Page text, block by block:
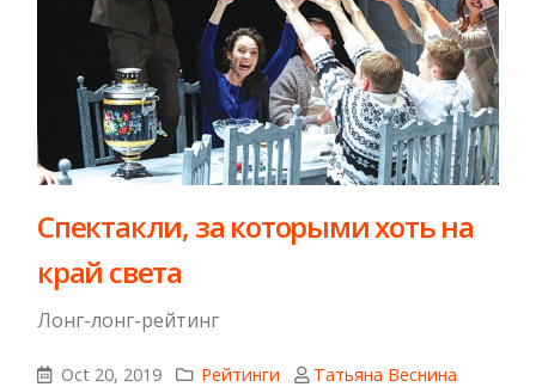
Спектакли, за которыми хоть на
край света
Лонг-лонг-рейтинг
Oct 20, 2019 Рейтинги
Татьяна Веснина